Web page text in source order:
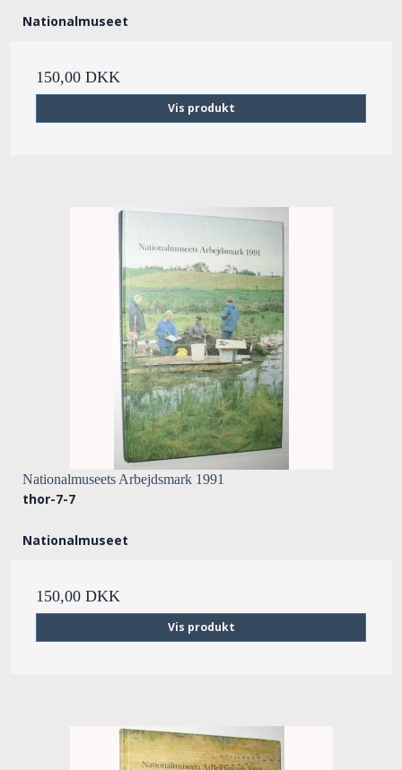
Nationalmuseet
150,00 DKK
Vis produkt
Nationalmuseets Arbejdsmark 1991
thor-7-7
Nationalmuseet
150,00 DKK
Vis produkt